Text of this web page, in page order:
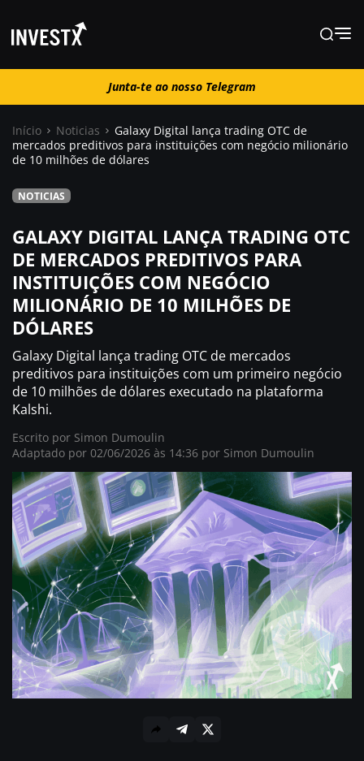
Junta-te ao nosso Telegram
Notícias
Trading
Onde comprar ?
Casino
Junta-te ao nosso Telegram
Início Noticias
Galaxy Digital lança trading OTC de
mercados preditivos para instituições com negócio milionário
de 10 milhões de dólares
NOTICIAS
GALAXY DIGITAL LANÇA TRADING OTC
DE MERCADOS PREDITIVOS PARA
INSTITUIÇÕES COM NEGÓCIO
MILIONÁRIO DE 10 MILHÕES DE
DÓLARES
Galaxy Digital lança trading OTC de mercados
preditivos para instituições com um primeiro negócio
de 10 milhões de dólares executado na plataforma
Kalshi.
Escrito por Simon Dumoulin
Adaptado por 02/06/2026 às 14:36 por Simon Dumoulin